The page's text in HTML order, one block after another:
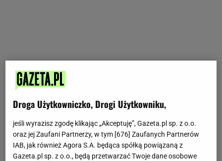
Droga Użytkowniczko, Drogi Użytkowniku,
jeśli wyrazisz zgodę klikając „Akceptuję”, Gazeta.pl sp. z o.o.
oraz jej Zaufani Partnerzy, w tym [ 676 ] Zaufanych Partnerów
IAB, jak również Agora S.A. będąca spółką powiązaną z
Gazeta.pl sp. z o.o., będą przetwarzać Twoje dane osobowe